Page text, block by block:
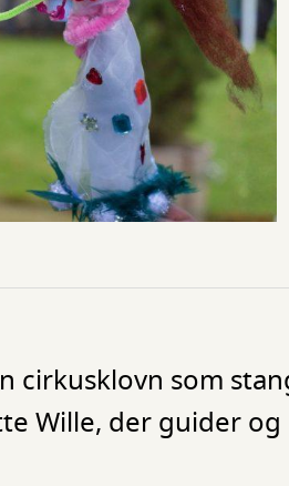
cirkusklovn som
Wille, der guider